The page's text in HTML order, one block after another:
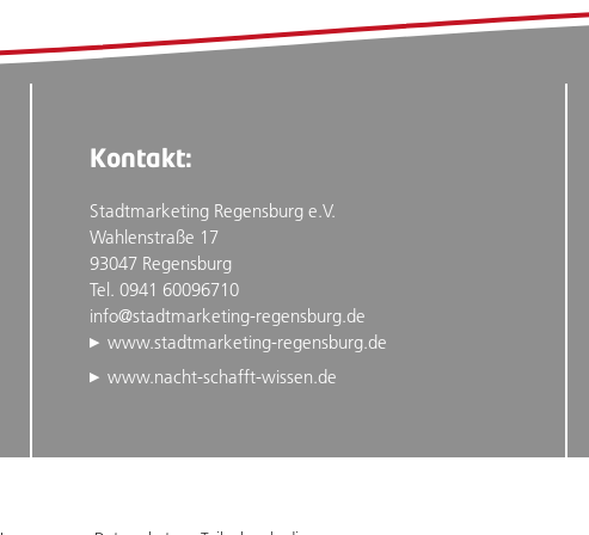
Kontakt:
Stadtmarketing Regensburg e.V.
Wahlenstraße 17
93047 Regensburg
Tel. 0941 60096710
info@stadtmarketing-regensburg.de
www.stadtmarketing-regensburg.de
www.nacht-schafft-wissen.de